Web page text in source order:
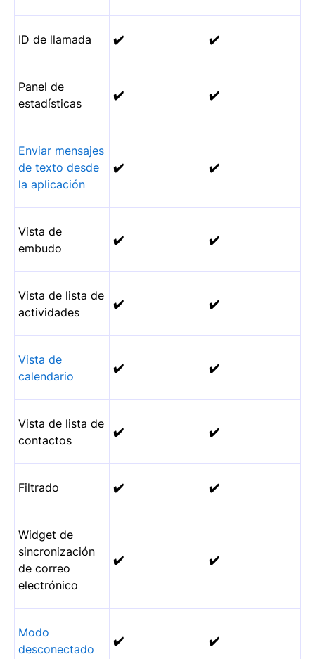
ID de llamada ✔️ ✔️
Panel de
estadísticas
✔️ ✔️
Enviar mensajes
de texto desde
la aplicación
✔️ ✔️
Vista de
embudo
✔️ ✔️
Vista de lista de
actividades
✔️ ✔️
Vista de
calendario
✔️ ✔️
Vista de lista de
contactos
✔️ ✔️
Filtrado ✔️ ✔️
Widget de
sincronización
de correo
electrónico
✔️ ✔️
Modo
desconectado
✔️ ✔️